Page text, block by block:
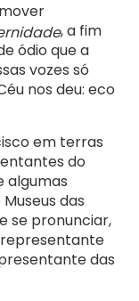
, a fim
ódio que a
vozes só
nos deu: eco
em terras
do
algumas
das
se pronunciar,
representante
das